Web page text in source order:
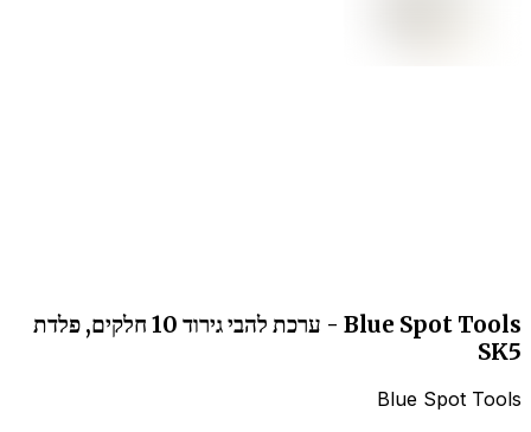
Blue Spot Tools - ערכת להבי גירוד 10 חלקים, פלדת
SK5
Blue Spot Tools